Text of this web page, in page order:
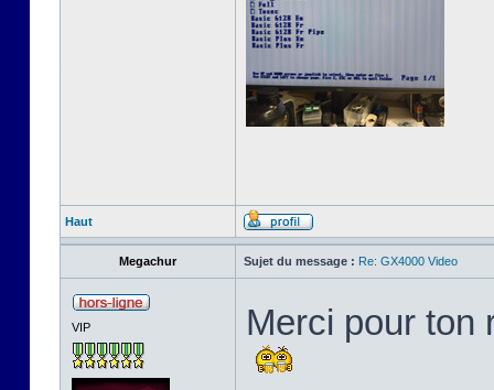
Haut
Megachur Sujet du message : Re: GX4000 Video
VIP Merci pour ton